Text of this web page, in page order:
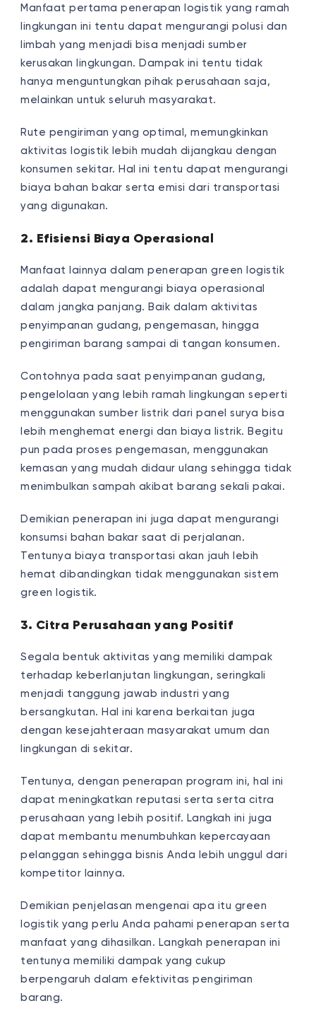
Manfaat pertama penerapan logistik yang ramah
lingkungan ini tentu dapat mengurangi polusi dan
limbah yang menjadi bisa menjadi sumber
kerusakan lingkungan. Dampak ini tentu tidak
hanya menguntungkan pihak perusahaan saja,
melainkan untuk seluruh masyarakat.
Rute pengiriman yang optimal, memungkinkan
aktivitas logistik lebih mudah dijangkau dengan
konsumen sekitar. Hal ini tentu dapat mengurangi
biaya bahan bakar serta emisi dari transportasi
yang digunakan.
2. Efisiensi Biaya Operasional
Manfaat lainnya dalam penerapan green logistik
adalah dapat mengurangi biaya operasional
dalam jangka panjang. Baik dalam aktivitas
penyimpanan gudang, pengemasan, hingga
pengiriman barang sampai di tangan konsumen.
Contohnya pada saat penyimpanan gudang,
pengelolaan yang lebih ramah lingkungan seperti
menggunakan sumber listrik dari panel surya bisa
lebih menghemat energi dan biaya listrik. Begitu
pun pada proses pengemasan, menggunakan
kemasan yang mudah didaur ulang sehingga tidak
menimbulkan sampah akibat barang sekali pakai.
Demikian penerapan ini juga dapat mengurangi
konsumsi bahan bakar saat di perjalanan.
Tentunya biaya transportasi akan jauh lebih
hemat dibandingkan tidak menggunakan sistem
green logistik.
3. Citra Perusahaan yang Positif
Segala bentuk aktivitas yang memiliki dampak
terhadap keberlanjutan lingkungan, seringkali
menjadi tanggung jawab industri yang
bersangkutan. Hal ini karena berkaitan juga
dengan kesejahteraan masyarakat umum dan
lingkungan di sekitar.
Tentunya, dengan penerapan program ini, hal ini
dapat meningkatkan reputasi serta serta citra
perusahaan yang lebih positif. Langkah ini juga
dapat membantu menumbuhkan kepercayaan
pelanggan sehingga bisnis Anda lebih unggul dari
kompetitor lainnya.
Demikian penjelasan mengenai apa itu green
logistik yang perlu Anda pahami penerapan serta
manfaat yang dihasilkan. Langkah penerapan ini
tentunya memiliki dampak yang cukup
berpengaruh dalam efektivitas pengiriman
barang.